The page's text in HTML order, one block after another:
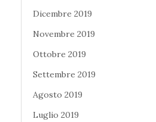
Dicembre 2019
Novembre 2019
Ottobre 2019
Settembre 2019
Agosto 2019
Luglio 2019